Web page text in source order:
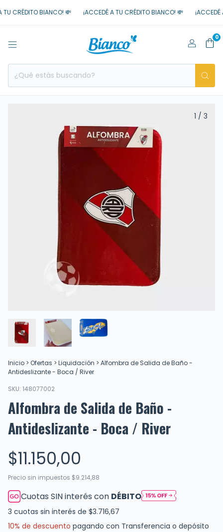
CRÉDITO BIANCO! 💸 ¡ACCEDÉ A TU CRÉDITO BIANCO! 💸 ¡ACCEDÉ
0
1 / 3
Inicio > Ofertas > Liquidación > Alfombra de Salida de Baño -
Antideslizante - Boca / River
SKU: 148077002
Alfombra de Salida de Baño -
Antideslizante - Boca / River
$11.150,00
Precio sin impuestos $9.214,88
Cuotas SIN interés con DÉBITO
3 cuotas sin interés de $3.716,67
10% de descuento pagando con Transferencia o depósito